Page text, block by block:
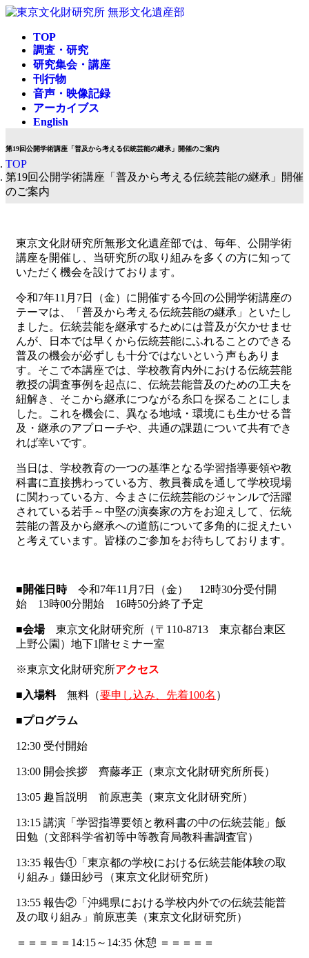
コ
ナ
TOP
調査・研究
研究集会・講座
刊行物
音声・映像記録
アーカイブス
English
第19回公開学術講座「普及から考える伝統芸能の継承」開催のご案内
TOP
第19回公開学術講座「普及から考える伝統芸能の継承」開催
のご案内
東京文化財研究所無形文化遺産部では、毎年、公開学術
講座を開催し、当研究所の取り組みを多くの方に知って
いただく機会を設けております。
令和7年11月7日（金）に開催する今回の公開学術講座の
テーマは、「普及から考える伝統芸能の継承」といたし
ました。伝統芸能を継承するためには普及が欠かせませ
んが、日本では早くから伝統芸能にふれることのできる
普及の機会が必ずしも十分ではないという声もありま
す。そこで本講座では、学校教育内外における伝統芸能
教授の調査事例を起点に、伝統芸能普及のための工夫を
紐解き、そこから継承につながる糸口を探ることにしま
した。これを機会に、異なる地域・環境にも生かせる普
及・継承のアプローチや、共通の課題について共有でき
れば幸いです。
当日は、学校教育の一つの基準となる学習指導要領や教
科書に直接携わっている方、教員養成を通して学校現場
に関わっている方、今まさに伝統芸能のジャンルで活躍
されている若手～中堅の演奏家の方をお迎えして、伝統
芸能の普及から継承への道筋について多角的に捉えたい
と考えています。皆様のご参加をお待ちしております。
■開催日時令和7年11月7日（金） 12時30分受付開
始 13時00分開始 16時50分終了予定
■会場東京文化財研究所（〒110-8713 東京都台東区
上野公園）地下1階セミナー室
※東京文化財研究所アクセス
■入場料無料（要申し込み、先着100名 ）
■プログラム
12:30 受付開始
13:00 開会挨拶 齊藤孝正（東京文化財研究所所長）
13:05 趣旨説明 前原恵美（東京文化財研究所）
13:15 講演「学習指導要領と教科書の中の伝統芸能」飯
田勉（文部科学省初等中等教育局教科書調査官）
13:35 報告①「東京都の学校における伝統芸能体験の取
り組み」鎌田紗弓（東京文化財研究所）
13:55 報告②「沖縄県における学校内外での伝統芸能普
及の取り組み」前原恵美（東京文化財研究所）
＝＝＝＝＝14:15～14:35 休憩 ＝＝＝＝＝